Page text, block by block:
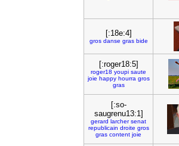
[:18e:4]
gros danse gras bide
[:roger18:5]
roger18 youpi saute
joie happy hourra gros
gras
[:so-
saugrenu13:1]
gerard larcher senat
republicain droite gros
gras content joie